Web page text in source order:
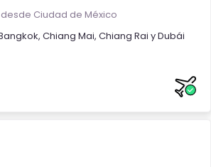
desde Ciudad de México
, Chiang Mai, Chiang Rai yDubái